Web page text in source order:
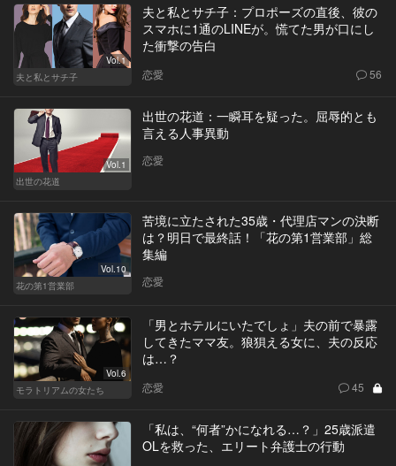
Vol.1
夫と私とサチ子
夫と私とサチ子：プロポーズの直後、彼の
スマホに1通のLINEが。慌てた男が口にし
た衝撃の告白
恋愛 56
Vol.1
出世の花道
出世の花道：一瞬耳を疑った。屈辱的とも
言える人事異動
恋愛
Vol.10
花の第1営業部
苦境に立たされた35歳・代理店マンの決断
は？明日で最終話！「花の第1営業部」総
集編
恋愛
Vol.6
モラトリアムの女たち
「男とホテルにいたでしょ」夫の前で暴露
してきたママ友。狼狽える女に、夫の反応
は…？
恋愛 45
「私は、“何者”かになれる…？」25歳派遣
OLを救った、エリート弁護士の行動